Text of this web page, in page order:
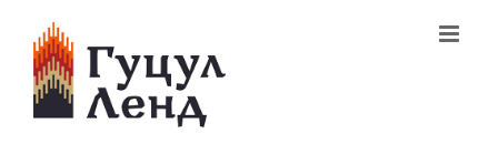
content